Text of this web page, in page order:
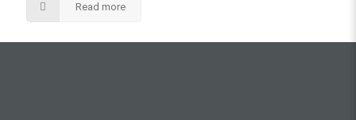
Read more